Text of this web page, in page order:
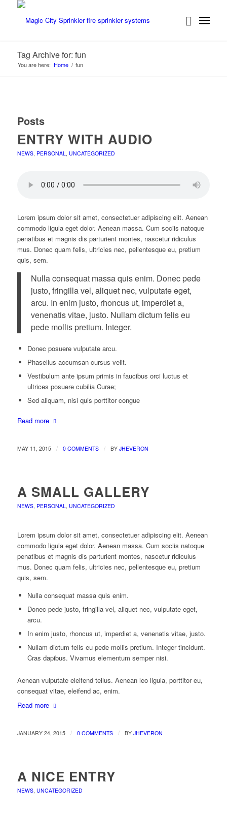
Tag Archive for: fun
You are here: Home / fun
Posts
ENTRY WITH AUDIO
NEWS, PERSONAL, UNCATEGORIZED
Lorem ipsum dolor sit amet, consectetuer adipiscing elit. Aenean
commodo ligula eget dolor. Aenean massa. Cum sociis natoque
penatibus et magnis dis parturient montes, nascetur ridiculus
mus. Donec quam felis, ultricies nec, pellentesque eu, pretium
quis, sem.
Nulla consequat massa quis enim. Donec pede
justo, fringilla vel, aliquet nec, vulputate eget,
arcu. In enim justo, rhoncus ut, imperdiet a,
venenatis vitae, justo. Nullam dictum felis eu
pede mollis pretium. Integer.
Donec posuere vulputate arcu.
Phasellus accumsan cursus velit.
Vestibulum ante ipsum primis in faucibus orci luctus et
ultrices posuere cubilia Curae;
Sed aliquam, nisi quis porttitor congue
Read more
MAY 11, 2015 / 0 COMMENTS / BY JHEVERON
A SMALL GALLERY
NEWS, PERSONAL UNCATEGORIZED
Lorem ipsum dolor sit amet, consectetuer adipiscing elit. Aenean
commodo ligula eget dolor. Aenean massa. Cum sociis natoque
penatibus et magnis dis parturient montes, nascetur ridiculus
mus. Donec quam felis, ultricies nec, pellentesque eu, pretium
quis, sem.
Nulla consequat massa quis enim.
Donec pede justo, fringilla vel, aliquet nec, vulputate eget,
arcu.
In enim justo, rhoncus ut, imperdiet a, venenatis vitae, justo.
Nullam dictum felis eu pede mollis pretium. Integer tincidunt.
Cras dapibus. Vivamus elementum semper nisi.
Aenean vulputate eleifend tellus. Aenean leo ligula, porttitor eu,
consequat vitae, eleifend ac, enim.
Read more
JANUARY 24, 2015 / 0 COMMENTS / BY JHEVERON
A NICE ENTRY
NEWS, UNCATEGORIZED